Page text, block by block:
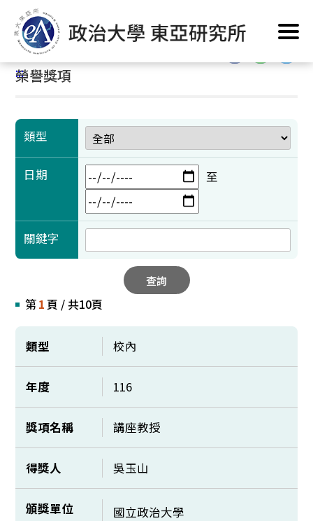
到
要
內
塊
首頁/
:::
:::
榮譽獎項
類型
日期 至
關鍵字
查詢
第1 頁 / 共10頁
類型 校內
年度 116
獎項名稱 講座教授
得獎人 吳玉山
頒獎單位 國立政治大學